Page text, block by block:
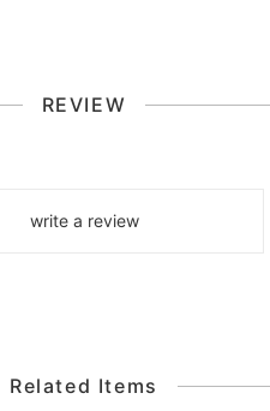
REVIEW
write a review
Related Items